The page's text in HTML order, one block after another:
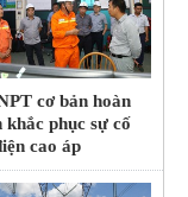
cơ bản hoàn
khắc phục sự cố
cao áp